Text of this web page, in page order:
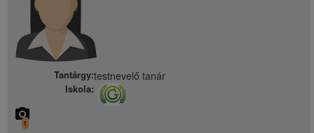
Tantárgy:testnevelő tanár
Iskola:
camera_alt
1